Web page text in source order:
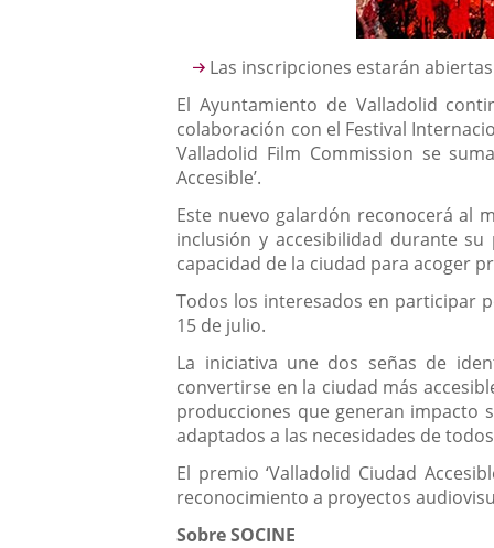
Descripción
Las inscripciones estarán
El Ayuntamiento de Valladolid
colaboración con el Festival
Valladolid Film Commission se
Accesible’.
Este nuevo galardón reconocerá al
inclusión y accesibilidad durante
capacidad de la ciudad para acoger
Todos los interesados en participar
15 de julio.
La iniciativa une dos señas de
convertirse en la ciudad más
producciones que generan impacto
adaptados a las necesidades de
El premio ‘Valladolid Ciudad
reconocimiento a proyectos
Sobre SOCINE